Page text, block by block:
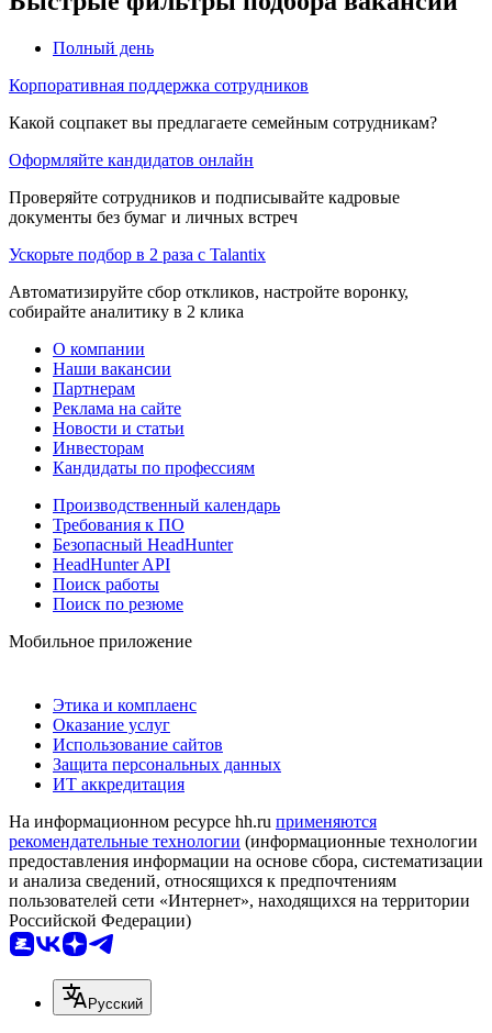
Полный день
Корпоративная поддержка сотрудников
Какой соцпакет вы предлагаете семейным сотрудникам?
Оформляйте кандидатов онлайн
Проверяйте сотрудников и подписывайте кадровые
документы без бумаг и личных встреч
Ускорьте подбор в 2 раза с Talantix
Автоматизируйте сбор откликов, настройте воронку,
собирайте аналитику в 2 клика
О компании
Наши вакансии
Партнерам
Реклама на сайте
Новости и статьи
Инвесторам
Кандидаты по профессиям
Производственный календарь
Требования к ПО
Безопасный HeadHunter
HeadHunter API
Поиск работы
Поиск по резюме
Мобильное приложение
Этика и комплаенс
Оказание услуг
Использование сайтов
Защита персональных данных
ИТ аккредитация
На информационном ресурсе hh.ru применяются
рекомендательные технологии (информационные технологии
предоставления информации на основе сбора, систематизации
и анализа сведений, относящихся к предпочтениям
пользователей сети «Интернет», находящихся на территории
Российской Федерации)
Русский